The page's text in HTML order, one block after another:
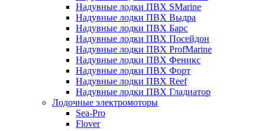
Надувные лодки ПВХ SMarine
Надувные лодки ПВХ Выдра
Надувные лодки ПВХ Барс
Надувные лодки ПВХ Посейдон
Надувные лодки ПВХ ProfMarine
Надувные лодки ПВХ Феникс
Надувные лодки ПВХ Форт
Надувные лодки ПВХ Reef
Надувные лодки ПВХ Гладиатор
Лодочные электромоторы
Sea-Pro
Flover